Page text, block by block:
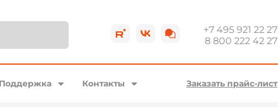
+7 495 921 22 27
8 800 222 42 27
Поддержка Контакты Заказать прайс-лист